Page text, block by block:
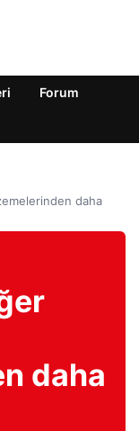
Forum
daha
daha